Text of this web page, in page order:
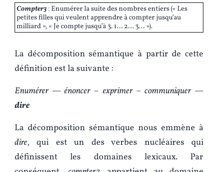
Compter3 : Enumérer la suite des nombres entiers (« Les
petites filles qui veulent apprendre à compter jusqu’au
milliard », « Je compte jusqu’à 3. 1… 2… 3… »).
La décomposition sémantique à partir de cette
définition est la suivante :
Enumérer — énoncer – exprimer – communiquer —
dire
La décomposition sémantique nous emmène à
dire, qui est un des verbes nucléaires qui
définissent les domaines lexicaux. Par